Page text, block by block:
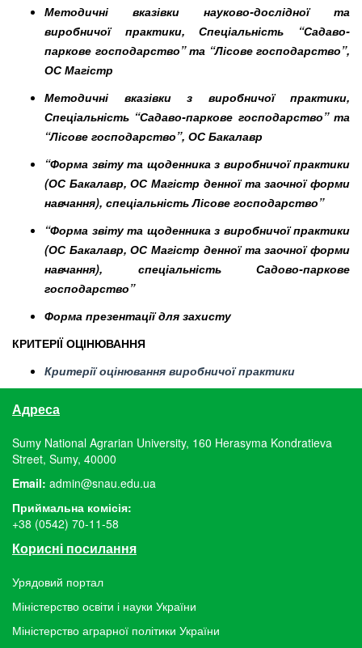
Методичні вказівки науково-дослідної та
виробничої практики, Спеціальність “Садаво-
паркове господарство” та “Лісове господарство”,
ОС Магістр
Методичні вказівки з виробничої практики,
Спеціальність “Садаво-паркове господарство” та
“Лісове господарство”, ОС Бакалавр
“Форма звіту та щоденника з виробничої практики
(ОС Бакалавр, ОС Магістр денної та заочної форми
навчання), спеціальність Лісове господарство”
“Форма звіту та щоденника з виробничої практики
(ОС Бакалавр, ОС Магістр денної та заочної форми
навчання), спеціальність Садово-паркове
господарство”
Форма презентації для захисту
КРИТЕРІЇ ОЦІНЮВАННЯ
Критерії оцінювання виробничої практики
Адреса
Sumy National Agrarian University, 160 Herasyma Kondratieva
Street, Sumy, 40000
Email: admin@snau.edu.ua
Приймальна комісія:
+38 (0542) 70-11-58
Корисні посилання
Урядовий портал
Міністерство освіти і науки України
Міністерство аграрної політики України